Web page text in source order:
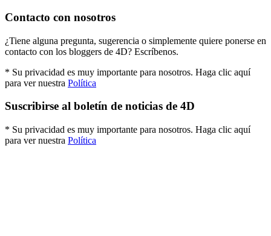
Contacto con nosotros
¿Tiene alguna pregunta, sugerencia o simplemente quiere ponerse en
contacto con los bloggers de 4D? Escríbenos.
* Su privacidad es muy importante para nosotros. Haga clic aquí
para ver nuestra Política
Suscribirse al boletín de noticias de 4D
* Su privacidad es muy importante para nosotros. Haga clic aquí
para ver nuestra Política